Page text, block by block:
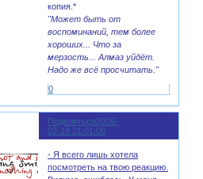
копия.*
"Может быть от
воспоминаний, тем более
хороших... Что за
мерзость... Алмаз уйдёт.
Надо же всё просчитать."
0
Поделиться2009-
02-18 21:01:00
- Я всего лишь хотела
посмотреть на твою реакцию.